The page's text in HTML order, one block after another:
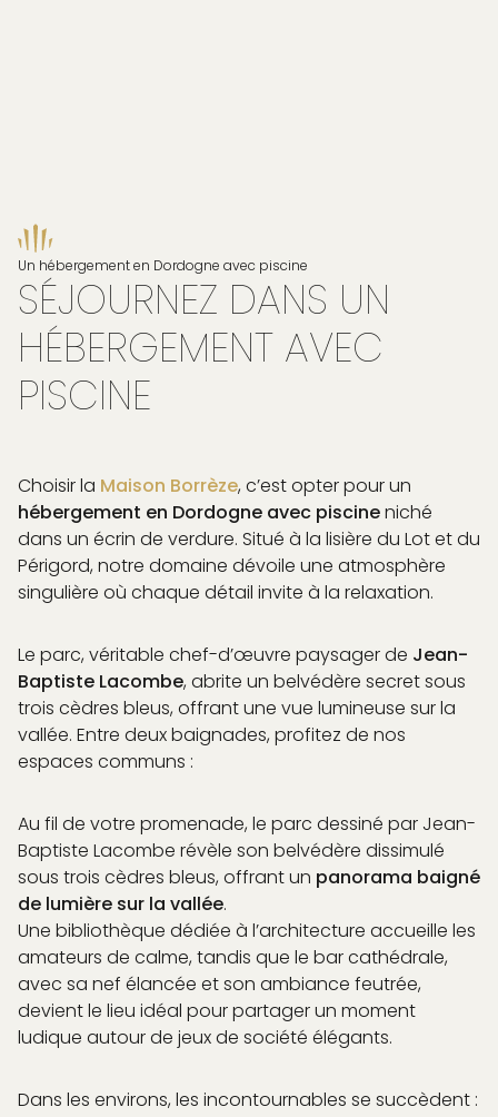
DREAM
SWIM
& ACCÈS
MÉDIA
Un hébergement en Dordogne avec piscine
SÉJOURNEZ DANS UN
HÉBERGEMENT AVEC
PISCINE
Choisir la Maison Borrèze, c’est opter pour un
hébergement en Dordogne avec piscineniché
dans un écrin de verdure. Situé à la lisière du Lot et du
Périgord, notre domaine dévoile une atmosphère
singulière où chaque détail invite à la relaxation.
Le parc, véritable chef-d’œuvre paysager de Jean-
Baptiste Lacombe, abrite un belvédère secret sous
trois cèdres bleus, offrant une vue lumineuse sur la
vallée. Entre deux baignades, profitez de nos
espaces communs :
Au fil de votre promenade, le parc dessiné par Jean-
Baptiste Lacombe révèle son belvédère dissimulé
sous trois cèdres bleus, offrant un panorama baigné
de lumière sur la vallée.
Une bibliothèque dédiée à l’architecture accueille les
amateurs de calme, tandis que le bar cathédrale,
avec sa nef élancée et son ambiance feutrée,
devient le lieu idéal pour partager un moment
ludique autour de jeux de société élégants.
Dans les environs, les incontournables se succèdent :